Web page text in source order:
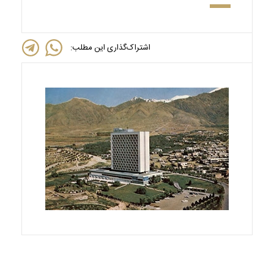
اشتراک‌گذاری این مطلب: